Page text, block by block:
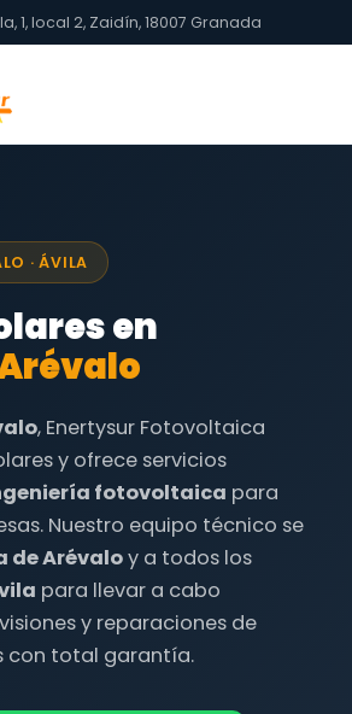
1, local 2, Zaidín, 18007 Granada
· ÁVILA
en
, Enertysur Fotovoltaica
y ofrece servicios
fotovoltaica para
Nuestro equipo técnico se
de Arévaloy a todos los
para llevar a cabo
y reparaciones de
con total garantía.